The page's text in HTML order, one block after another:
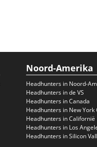
Noord-Amerika
Headhunters in Noord-
Headhunters in de VS
Headhunters in Canada
Headhunters in New York
Headhunters in Californië
Headhunters in Los
Headhunters in Silicon